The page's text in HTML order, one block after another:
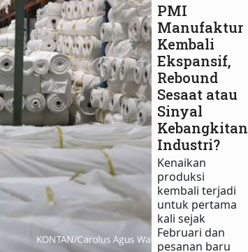
PMI
Manufaktur
Kembali
Ekspansif,
Rebound
Sesaat atau
Sinyal
Kebangkitan
Industri?
Kenaikan
produksi
kembali terjadi
untuk pertama
kali sejak
Februari dan
pesanan baru